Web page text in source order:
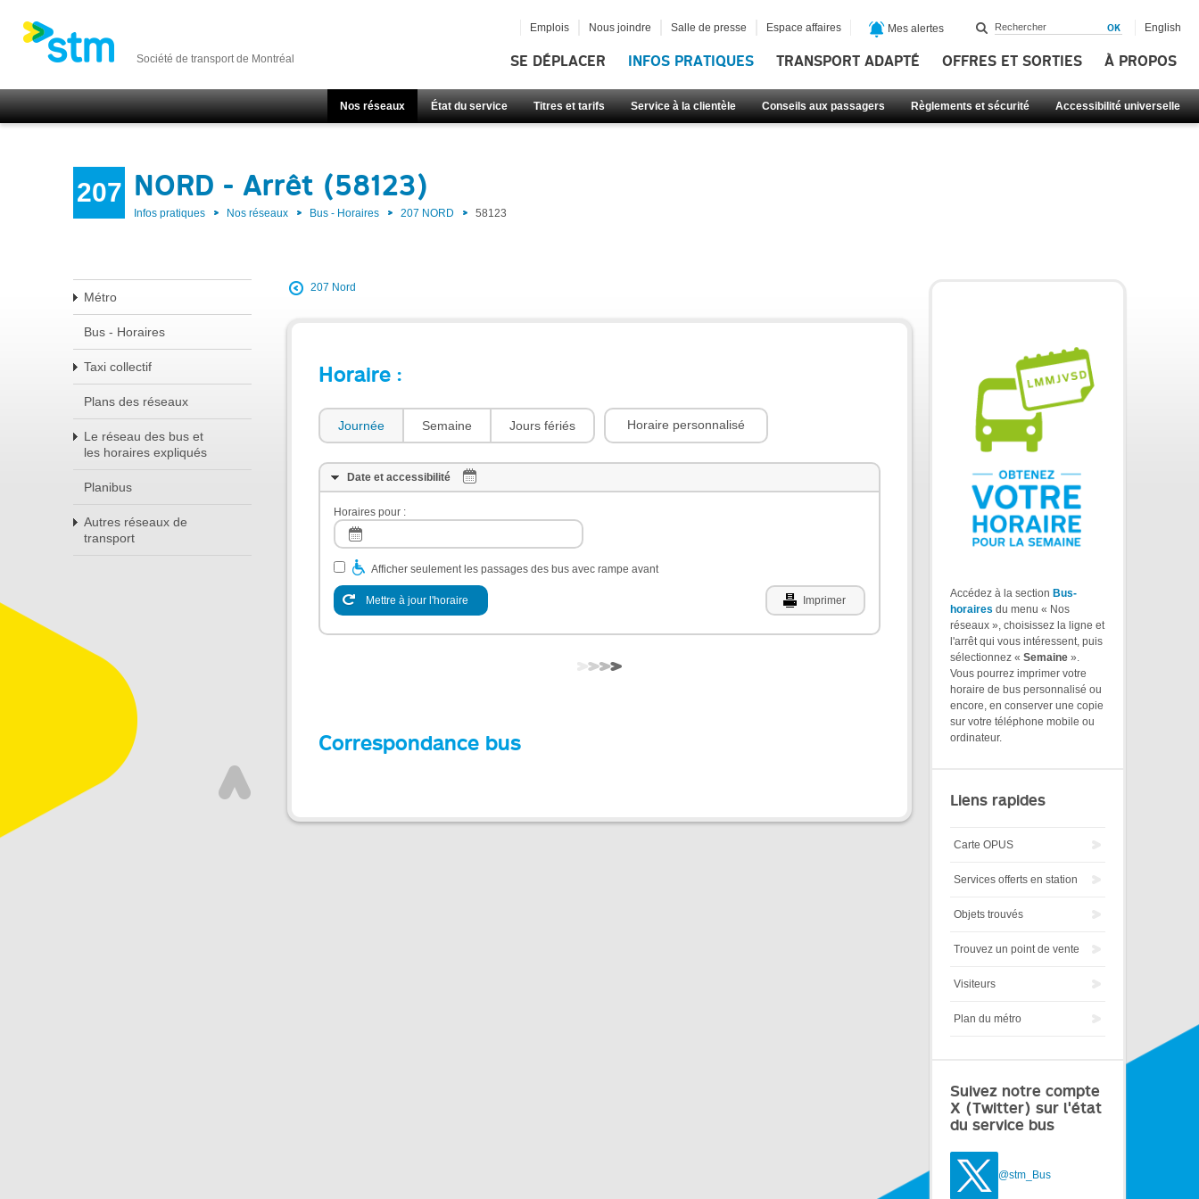
Société de transport de Montréal SE DÉPLACER INFOS PRATIQUES TRANSPORT ADAPTÉ OFFRES ET SORTIES À PROPOS
Nos réseaux État du service Titres et tarifs Service à la clientèle Conseils aux passagers Règlements et sécurité Accessibilité universelle
Emplois Nous joindre Salle de presse Espace affaires Mes alertes English
207 NORD - Arrêt (58123)
Infos pratiques Nos réseaux Bus - Horaires 207 NORD 58123
Métro
Bus - Horaires
Taxi collectif
Plans des réseaux
Le réseau des bus et
les horaires expliqués
Planibus
Autres réseaux de
transport
207 Nord
Horaire :
Journée Semaine Jours fériés Horaire personnalisé
Date et accessibilité
Horaires pour :
Afficher seulement les passages des bus avec rampe avant
Mettre à jour l'horaire Imprimer
Correspondance bus
Accédez à la section Bus-
horaires du menu « Nos
réseaux », choisissez la ligne et
l'arrêt qui vous intéressent, puis
sélectionnez « Semaine ».
Vous pourrez imprimer votre
horaire de bus personnalisé ou
encore, en conserver une copie
sur votre téléphone mobile ou
ordinateur.
Liens rapides
Carte OPUS
Services offerts en station
Objets trouvés
Trouvez un point de vente
Visiteurs
Plan du métro
Suivez notre compte
X (Twitter) sur l'état
du service bus
@stm_Bus